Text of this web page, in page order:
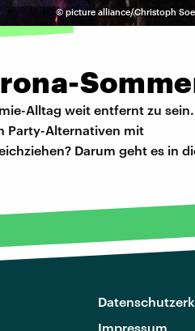
©picture alliance/Christoph
Alltag weit entfernt zu
Party-Alternativen mit
Darum geht es in
Impressum